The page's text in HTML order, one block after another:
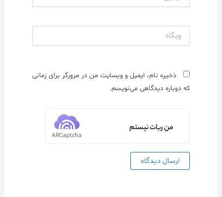
ذخیره نام، ایمیل و وبسایت من در مرورگر برای زمانی
که دوباره دیدگاهی می‌نویسم.
من ربات نیستم
ARCaptcha